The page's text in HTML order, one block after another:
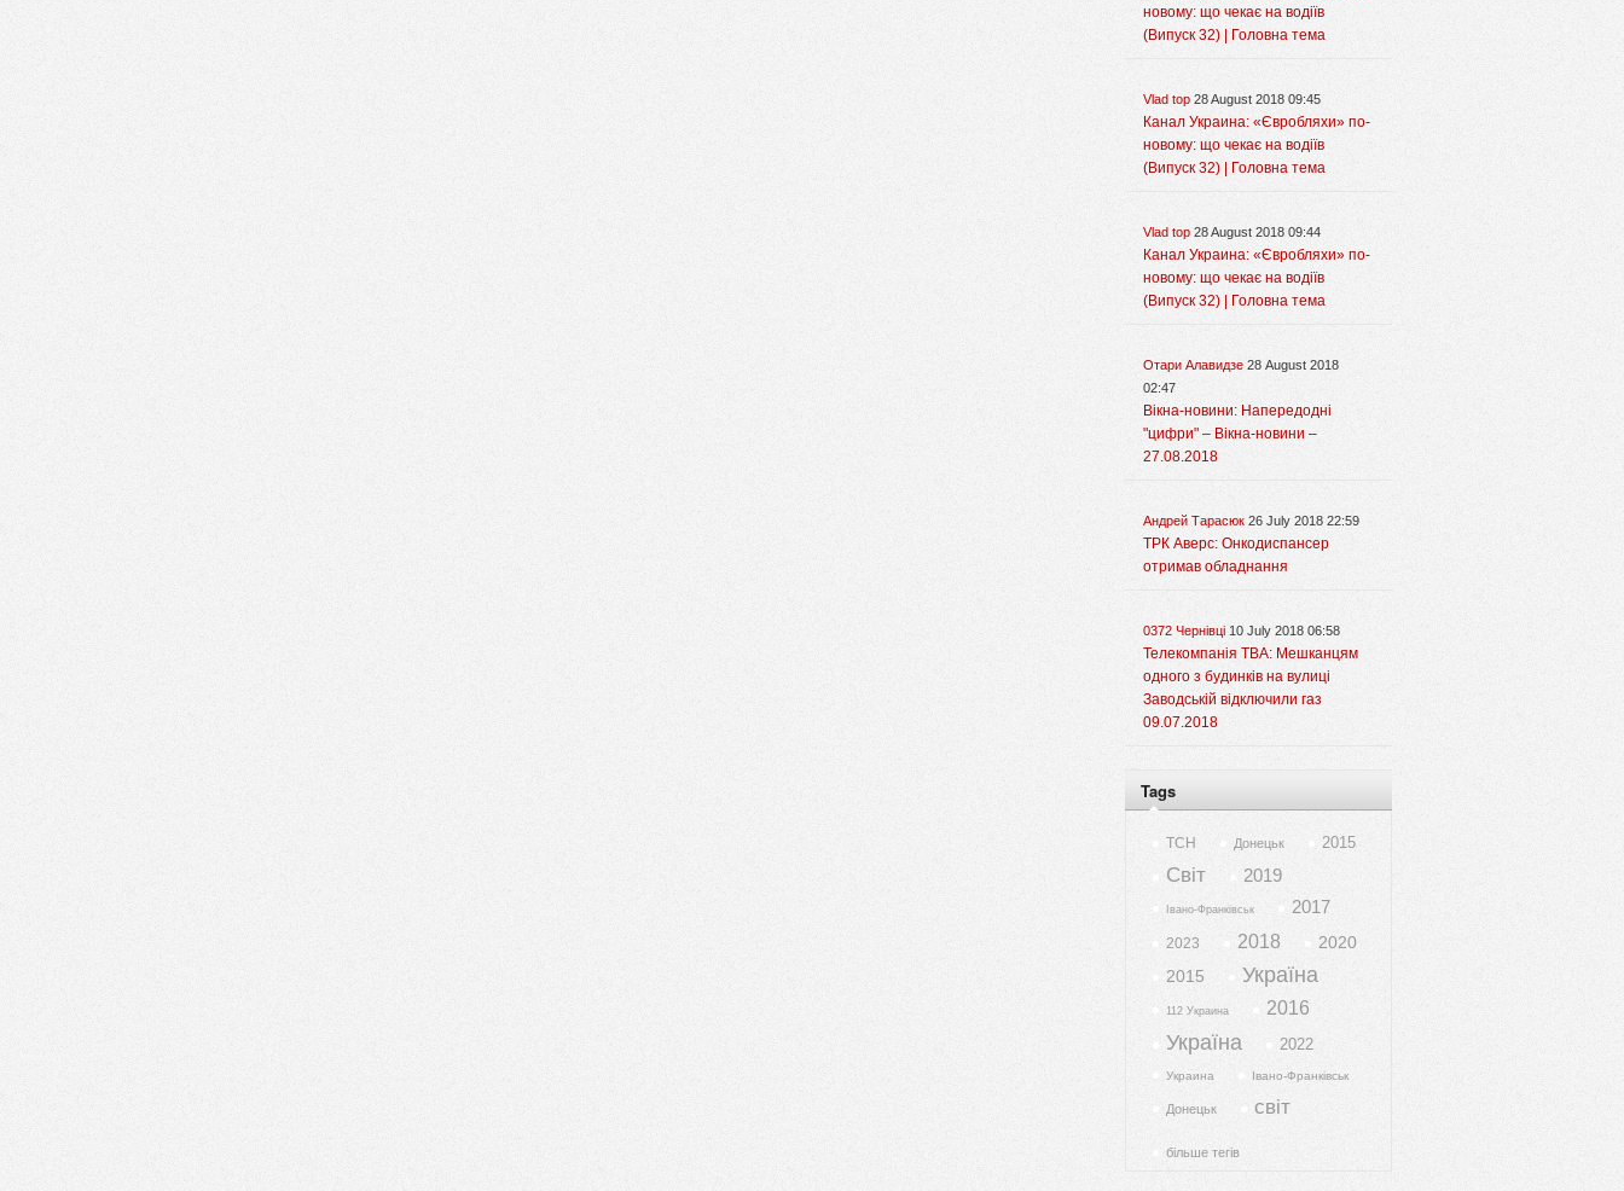
новому: що чекає на водіїв
(Випуск 32) | Головна тема
Vlad top 28 August 2018 09:45
Канал Украина: «Євробляхи» по-
новому: що чекає на водіїв
(Випуск 32) | Головна тема
Vlad top 28 August 2018 09:44
Канал Украина: «Євробляхи» по-
новому: що чекає на водіїв
(Випуск 32) | Головна тема
Отари Алавидзе 28 August 2018
02:47
Вікна-новини: Напередодні
"цифри" – Вікна-новини –
27.08.2018
Андрей Тарасюк 26 July 2018 22:59
ТРК Аверс: Онкодиспансер
отримав обладнання
0372 Чернівці 10 July 2018 06:58
Телекомпанія ТВА: Мешканцям
одного з будинків на вулиці
Заводській відключили газ
09.07.2018
Tags
ТСН Донецьк 2015
Світ 2019
Івано-Франківськ 2017
2023 2018
2020
2015
Україна
112 Украина 2016
Україна 2022
Украина Івано-Франківськ
Донецьк світ
більше тегів